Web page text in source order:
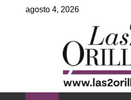
agosto 4, 2026